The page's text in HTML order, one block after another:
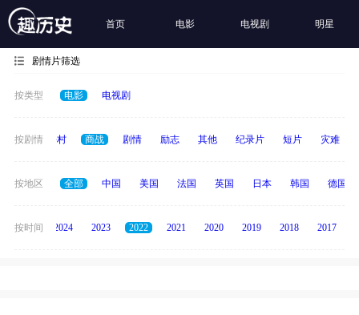
首页 电影 电视剧 明星
剧情片筛选
按类型 电影 电视剧
按剧情
历史 乡村 商战 剧情 励志 其他 纪录片 短片 灾难
按地区 全部 中国 美国 法国 英国 日本 韩国 德国
按时间
2025 2024 2023 2022 2021 2020 2019 2018 2017